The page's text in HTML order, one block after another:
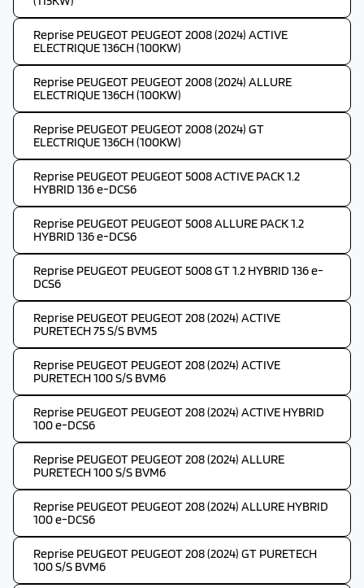
Reprise PEUGEOT PEUGEOT 2008 (2024) ACTIVE
ELECTRIQUE 136CH (100KW)
Reprise PEUGEOT PEUGEOT 2008 (2024) ALLURE
ELECTRIQUE 136CH (100KW)
Reprise PEUGEOT PEUGEOT 2008 (2024) GT
ELECTRIQUE 136CH (100KW)
Reprise PEUGEOT PEUGEOT 5008 ACTIVE PACK 1.2
HYBRID 136 e-DCS6
Reprise PEUGEOT PEUGEOT 5008 ALLURE PACK 1.2
HYBRID 136 e-DCS6
Reprise PEUGEOT PEUGEOT 5008 GT 1.2 HYBRID 136 e-
DCS6
Reprise PEUGEOT PEUGEOT 208 (2024) ACTIVE
PURETECH 75 S/S BVM5
Reprise PEUGEOT PEUGEOT 208 (2024) ACTIVE
PURETECH 100 S/S BVM6
Reprise PEUGEOT PEUGEOT 208 (2024) ACTIVE HYBRID
100 e-DCS6
Reprise PEUGEOT PEUGEOT 208 (2024) ALLURE
PURETECH 100 S/S BVM6
Reprise PEUGEOT PEUGEOT 208 (2024) ALLURE HYBRID
100 e-DCS6
Reprise PEUGEOT PEUGEOT 208 (2024) GT PURETECH
100 S/S BVM6